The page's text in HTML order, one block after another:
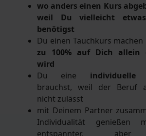
wo anders einen Kurs
weil Du vielleicht
benötigst
Du einen Tauchkurs
zu 100% auf Dich allein
wird
Du eine individuelle
brauchst, weil der Beruf
nicht zulässt
mit Deinem Partner
Individualität genießen
entspannter, aber